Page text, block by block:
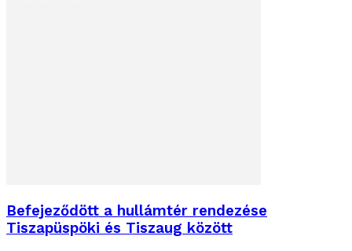
Befejeződött a hullámtér rendezése
Tiszapüspöki és Tiszaug között